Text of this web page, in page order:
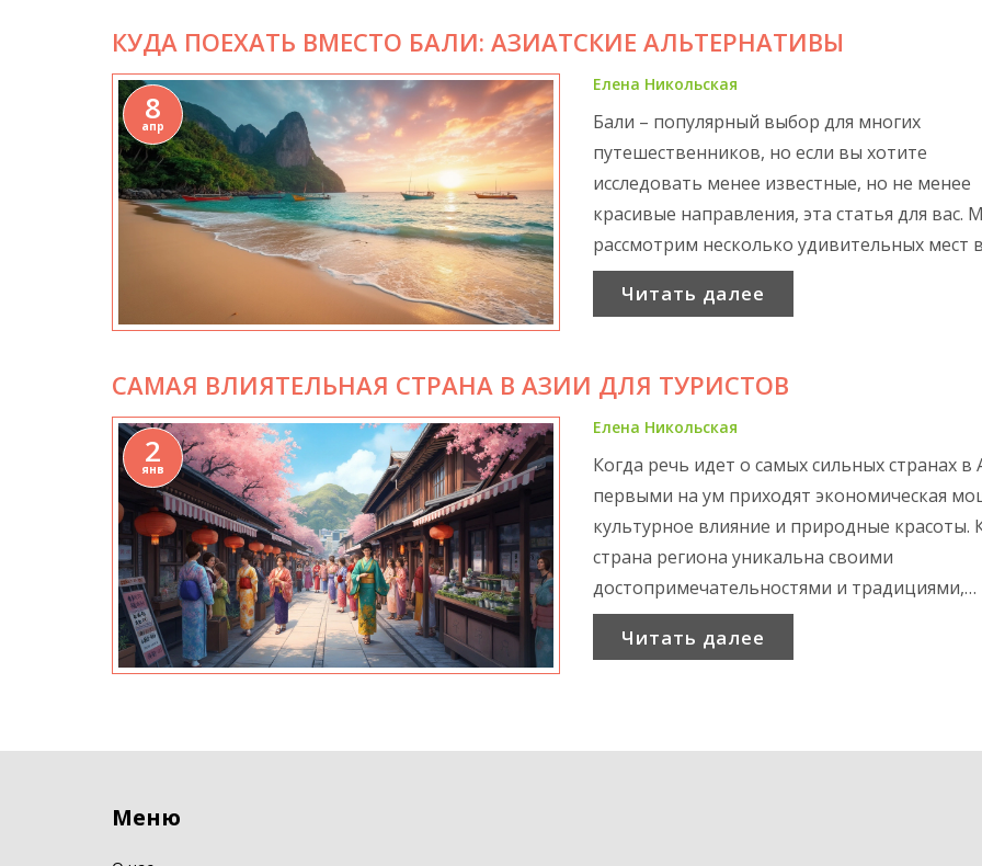
КУДА ПОЕХАТЬ ВМЕСТО БАЛИ: АЗИАТСКИЕ АЛЬТЕРНАТИВЫ
8
апр
Елена Никольская
Бали – популярный выбор для многих
путешественников, но если вы хотите
исследовать менее известные, но не менее
красивые направления, эта статья для вас.
рассмотрим несколько удивительных мест
которые могут стать отличной
Бали. Узнайте, какие острова предложат
Вдохновитесь на новое путешествие и
для себя скрытые жемчужины Азии. Выбор
подходящей альтернативы может
совершенно новое приключение!
Читать далее
САМАЯ ВЛИЯТЕЛЬНАЯ СТРАНА В АЗИИ ДЛЯ ТУРИСТОВ
2
янв
Елена Никольская
Когда речь идет о самых сильных странах в
первыми на ум приходят экономическая
культурное влияние и природные красоты.
страна региона уникальна своими
достопримечательностями и традициями,
притягивающими туристов со всего мира.
рассмотрит наиболее влиятельные страны
Читать далее
Меню